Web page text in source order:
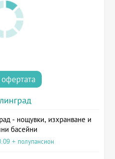
- нощувки, изхранване и
басейни
+ полупансион